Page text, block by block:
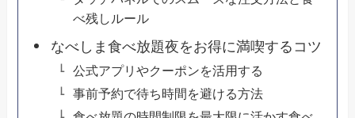
べ残しルール
なべしま食べ放題夜をお得に満喫するコツ
公式アプリやクーポンを活用する
事前予約で待ち時間を避ける方法